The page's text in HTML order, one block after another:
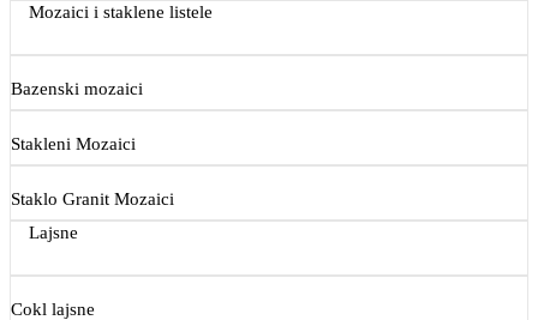
Mozaici i staklene listele
Bazenski mozaici
Stakleni Mozaici
Staklo Granit Mozaici
Lajsne
Cokl lajsne